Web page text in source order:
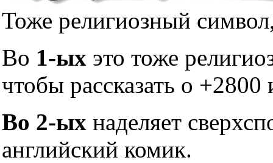
Тоже религиозный
Во 1-ых это тоже
чтобы рассказать о +2800
Во 2-ых наделяет
английский комик.